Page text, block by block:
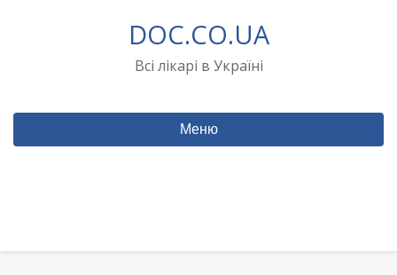
DOC.CO.UA
Всі лікарі в Україні
Меню